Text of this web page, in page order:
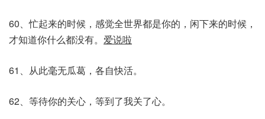
60、忙起来的时候，感觉全世界都是你的，闲下来的时候，
才知道你什么都没有。 爱说啦
61、从此毫无瓜葛，各自快活。
62、等待你的关心，等到了我关了心。